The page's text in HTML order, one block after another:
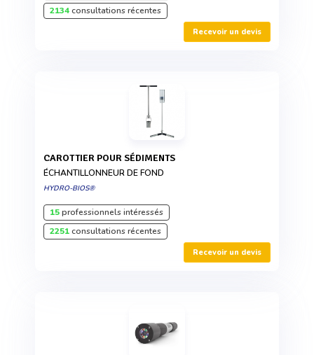
2134consultations récentes
Recevoir un devis
CAROTTIER POUR SÉDIMENTS
ÉCHANTILLONNEUR DE FOND
HYDRO-BIOS®
15professionnels intéressés
2251consultations récentes
Recevoir un devis